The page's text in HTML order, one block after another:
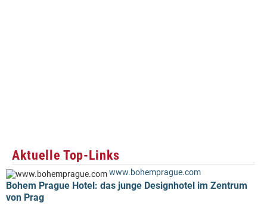
Aktuelle Top-Links
www.bohemprague.com
Bohem Prague Hotel: das junge Designhotel im Zentrum
von Prag